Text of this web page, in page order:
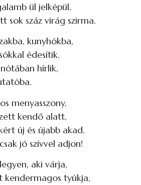
ül jelképül,
sok száz virág szirma.
kunyhókba,
édesítik.
hírlik,
menyasszony,
kendő alatt,
új és újabb akad.
jó szívvel adjon!
aki várja,
kendermagos tyúkja,